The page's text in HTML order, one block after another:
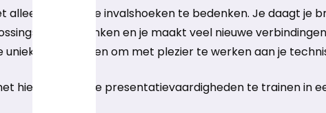
alleen om unieke invalshoeken te bedenken. Je daagt je
denken en je maakt veel nieuwe
unieke handvatten om met plezier te werken aan je
hierna fijn om je presentatievaardigheden te trainen in